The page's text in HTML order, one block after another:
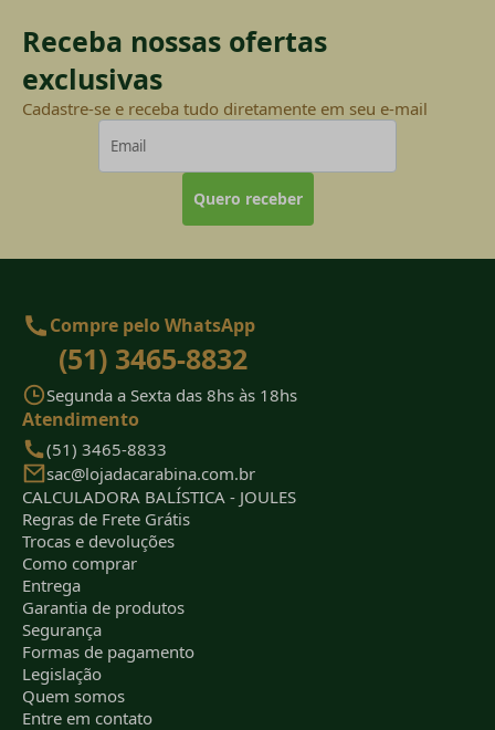
Receba nossas ofertas
exclusivas
Cadastre-se e receba tudo diretamente em seu e-mail
Quero receber
Compre pelo WhatsApp
(51) 3465-8832
Segunda a Sexta das 8hs às 18hs
Atendimento
(51) 3465-8833
sac@lojadacarabina.com.br
CALCULADORA BALÍSTICA - JOULES
Regras de Frete Grátis
Trocas e devoluções
Como comprar
Entrega
Garantia de produtos
Segurança
Formas de pagamento
Legislação
Quem somos
Entre em contato